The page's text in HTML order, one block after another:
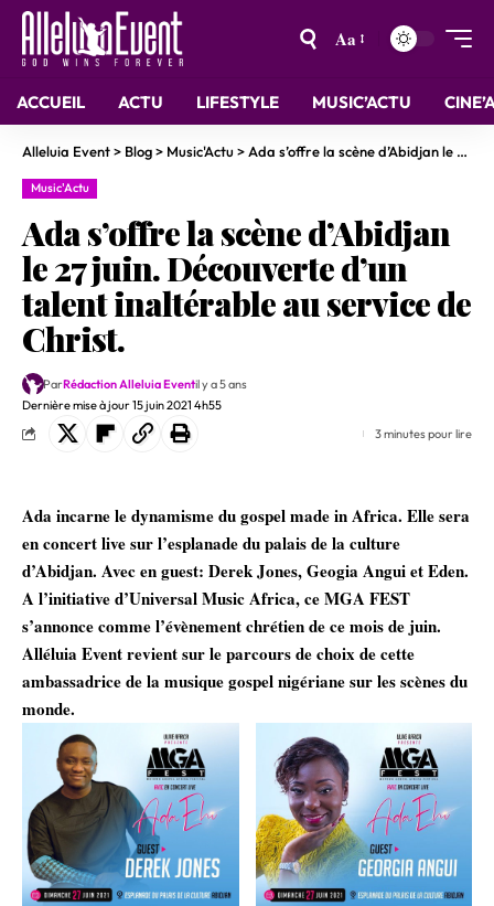
Aa
ACCUEIL ACTU LIFESTYLE MUSIC’ACTU
Alleluia Event> Blog> Music'Actu > Ada s’offre la scène d’Abidjan le 27 juin. Découverte d’un talent inaltérable au service de Christ.
Music'Actu
Ada s’offre la scène d’Abidjan
le 27 juin. Découverte d’un
talent inaltérable au service de
Christ.
Dernière mise à jour 15 juin 2021 4h55
ParRédaction Alleluia Eventil y a 5 ans
3 minutes pour lire
Ada incarne le dynamisme du gospel made in Africa. Elle sera
en concert live sur l’esplanade du palais de la culture
d’Abidjan. Avec en guest: Derek Jones, Geogia Angui et Eden.
A l’initiative d’Universal Music Africa, ce MGA FEST
s’annonce comme l’évènement chrétien de ce mois de juin.
Alléluia Event revient sur le parcours de choix de cette
ambassadrice de la musique gospel nigériane sur les scènes du
monde.